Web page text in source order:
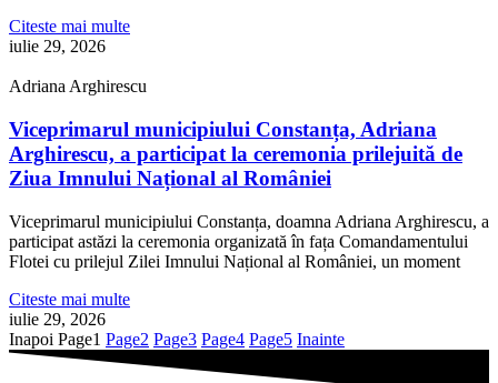
Citeste mai multe
iulie 29, 2026
Adriana Arghirescu
Viceprimarul municipiului Constanța, Adriana
Arghirescu, a participat la ceremonia prilejuită de
Ziua Imnului Național al României
Viceprimarul municipiului Constanța, doamna Adriana Arghirescu, a
participat astăzi la ceremonia organizată în fața Comandamentului
Flotei cu prilejul Zilei Imnului Național al României, un moment
Citeste mai multe
iulie 29, 2026
Inapoi Page1 Page2 Page3 Page4 Page5 Inainte